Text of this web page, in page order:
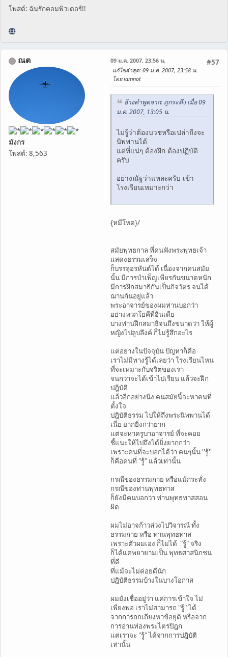
โพสต์: ฉันรักคอมพิวเตอร์!!
ณต
มังกร
โพสต์: 8,563
#57
09 ม.ค. 2007, 23:56 น.
แก้ไขล่าสุด: 09 ม.ค. 2007, 23:58 น.
โดย iamnot
อ้างคำพูดจาก: ภูกระดึง เมื่อ 09
ม.ค. 2007, 13:05 น.
ไม่รู้ว่าต้องบวชหรือเปล่าถึงจะ
นิพพานได้
แต่ที่แน่ๆ ต้องฝึก ต้องปฏิบัติ
ครับ
อย่างณัฐว่าแหละครับ เข้า
โรงเรียนเหมาะกว่า
{หมีโหด}/
สมัยพุทธกาล ที่คนฟังพระพุทธเจ้า
แสดงธรรมเสร็จ
ก็บรรลุอรหันต์ได้ เนื่องจากคนสมัย
นั้น มีการบำเพ็ญเพียรกันขนาดหนัก
มีการฝึกสมาธิกันเป็นกิจวัตร จนได้
ฌานกันอยู่แล้ว
พระอาจารย์ของผมท่านบอกว่า
อย่างพวกโยคีที่อินเดีย
บางท่านฝึกสมาธิจนถึงขนาดว่า ให้ผู้
หญิงไปลูบลึงค์ ก็ไม่รู้สึกอะไร
แต่อย่างในปัจจุบัน ปัญหาก็คือ
เราไม่มีทางรู้ได้เลยว่า โรงเรียนไหน
ที่จะเหมาะกับจริตของเรา
จนกว่าจะได้เข้าไปเรียน แล้วจะฝึก
ปฎิบัติ
แล้วอีกอย่างนึง คนสมัยนี้จะหาคนที่
ตั้งใจ
ปฎิบัติธรรม ไปให้ถึงพระนิพพานได้
เนี่ย ยากยิ่งกว่ายาก
แต่จะหาครูบาอาจารย์ ที่จะคอย
ชี้แนะให้ไปถึงได้ยิ่งยากกว่า
เพราะคนที่จะบอกได้ว่า คนๆนั้น ''รู้''
ก็คือคนที่ "รู้" แล้วเท่านั้น
กรณีของธรรมกาย หรือแม้กระทั่ง
กรณีของท่านพุทธทาส
ก็ยังมีคนบอกว่า ท่านพุทธทาสสอน
ผิด
ผมไม่อาจก้าวล่วงไปวิจารณ์ ทั้ง
ธรรมกาย หรือ ท่านพุทธทาส
เพราะตัวผมเอง ก็ไม่ได้ "รู้" จริง
ก็ได้แค่พยายามเป็น พุทธศาสนิกชน
ที่ดี
ที่แม้จะไม่ค่อยดีนัก
ปฎิบัติธรรมบ้างในบางโอกาส
ผมยังเชื่ออยู่ว่า แค่การเข้าใจ ไม่
เพียงพอ เราไม่สามารถ "รู้" ได้
้จากการถกเถียงหาข้อยุติ หรือจาก
การอ่านท่องพระไตรปิฎก
แต่เราจะ "รู้" ได้จากการปฎิบัติ
เท่านั้น